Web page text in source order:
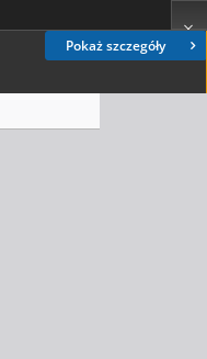
Pokaż szczegóły